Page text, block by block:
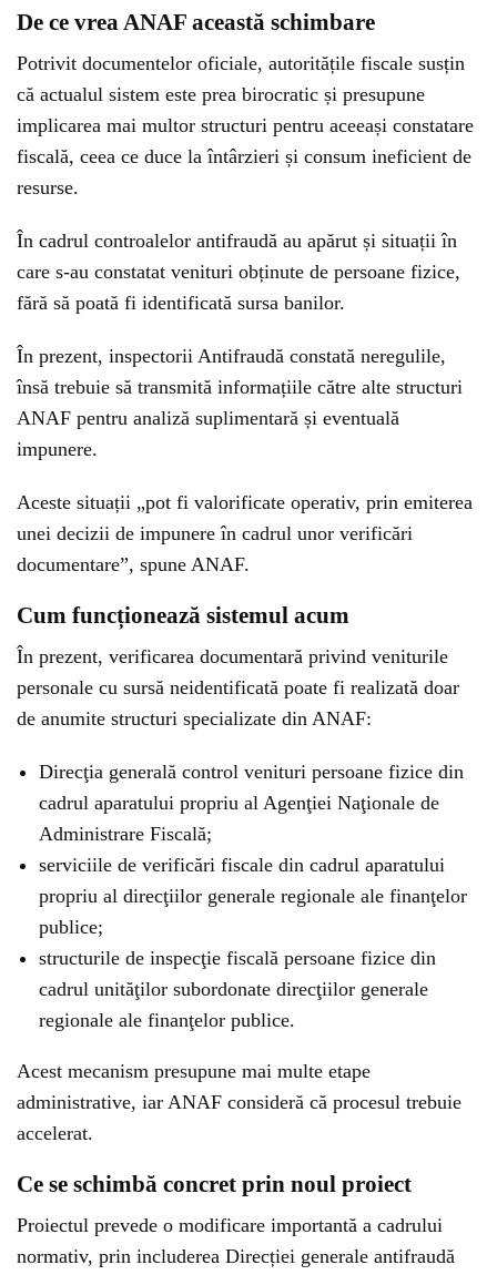
De ce vrea ANAF această schimbare
Potrivit documentelor oficiale, autoritățile fiscale susțin
că actualul sistem este prea birocratic și presupune
implicarea mai multor structuri pentru aceeași constatare
fiscală, ceea ce duce la întârzieri și consum ineficient de
resurse.
În cadrul controalelor antifraudă au apărut și situații în
care s-au constatat venituri obținute de persoane fizice,
fără să poată fi identificată sursa banilor.
În prezent, inspectorii Antifraudă constată neregulile,
însă trebuie să transmită informațiile către alte structuri
ANAF pentru analiză suplimentară și eventuală
impunere.
Aceste situații „pot fi valorificate operativ, prin emiterea
unei decizii de impunere în cadrul unor verificări
documentare”, spune ANAF.
Cum funcționează sistemul acum
În prezent, verificarea documentară privind veniturile
personale cu sursă neidentificată poate fi realizată doar
de anumite structuri specializate din ANAF:
Direcţia generală control venituri persoane fizice din
cadrul aparatului propriu al Agenţiei Naţionale de
Administrare Fiscală;
serviciile de verificări fiscale din cadrul aparatului
propriu al direcţiilor generale regionale ale finanţelor
publice;
structurile de inspecţie fiscală persoane fizice din
cadrul unităţilor subordonate direcţiilor generale
regionale ale finanţelor publice.
Acest mecanism presupune mai multe etape
administrative, iar ANAF consideră că procesul trebuie
accelerat.
Ce se schimbă concret prin noul proiect
Proiectul prevede o modificare importantă a cadrului
normativ, prin includerea Direcției generale antifraudă